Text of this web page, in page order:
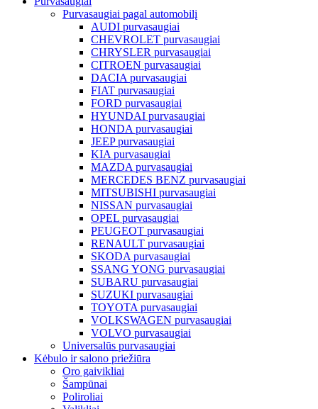
Purvasaugiai pagal automobilį
AUDI purvasaugiai
CHEVROLET purvasaugiai
CHRYSLER purvasaugiai
CITROEN purvasaugiai
DACIA purvasaugiai
FIAT purvasaugiai
FORD purvasaugiai
HYUNDAI purvasaugiai
HONDA purvasaugiai
JEEP purvasaugiai
KIA purvasaugiai
MAZDA purvasaugiai
MERCEDES BENZ purvasaugiai
MITSUBISHI purvasaugiai
NISSAN purvasaugiai
OPEL purvasaugiai
PEUGEOT purvasaugiai
RENAULT purvasaugiai
SKODA purvasaugiai
SSANG YONG purvasaugiai
SUBARU purvasaugiai
SUZUKI purvasaugiai
TOYOTA purvasaugiai
VOLKSWAGEN purvasaugiai
VOLVO purvasaugiai
Universalūs purvasaugiai
Kėbulo ir salono priežiūra
Oro gaivikliai
Šampūnai
Poliroliai